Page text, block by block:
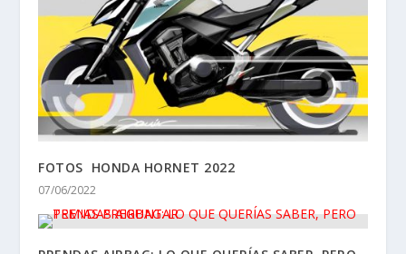
FOTOS HONDA HORNET 2022
07/06/2022